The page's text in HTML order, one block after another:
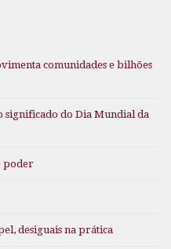
comunidades e bilhões
do Dia Mundial da
poder
desiguais na prática